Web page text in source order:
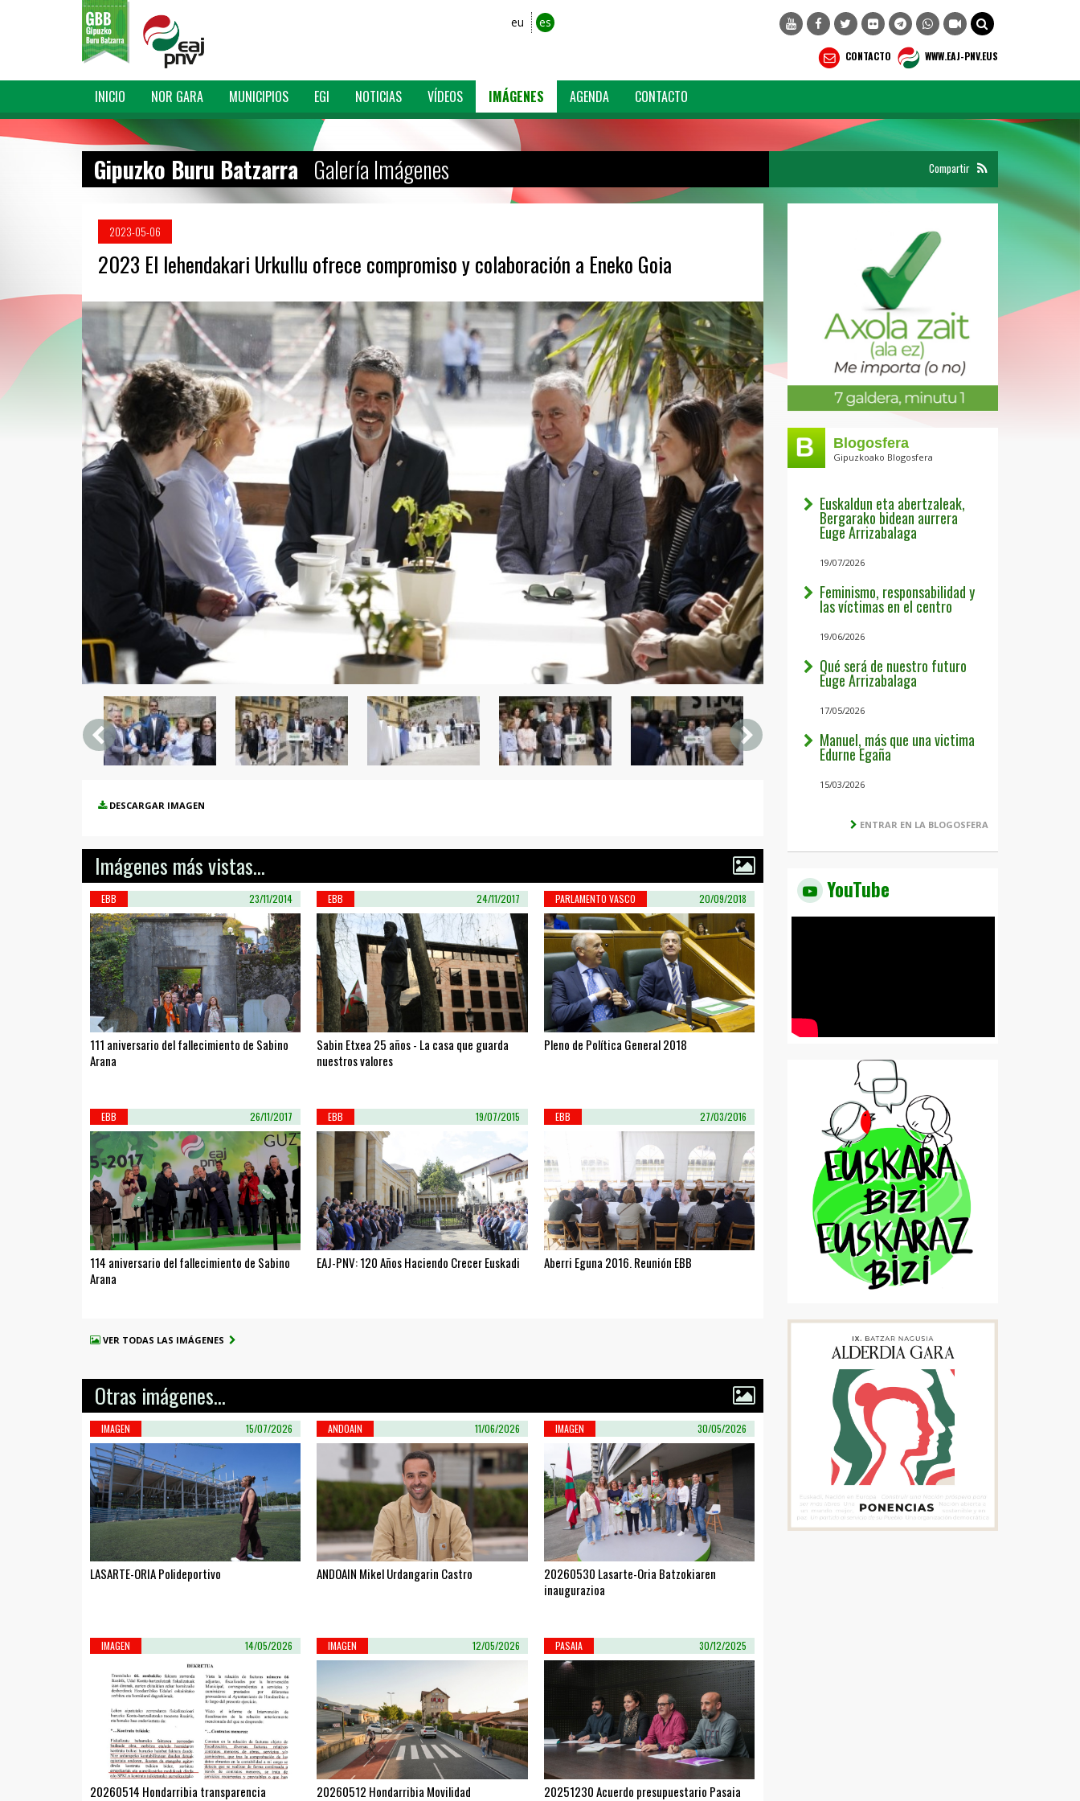
eu es
CONTACTO WWW.EAJ-PNV.EUS
INICIO NOR GARA MUNICIPIOS EGI NOTICIAS VÍDEOS IMÁGENES AGENDA CONTACTO
Gipuzko Buru Batzarra Galería Imágenes Compartir
2023-05-06
2023 El lehendakari Urkullu ofrece compromiso y colaboración a Eneko Goia
DESCARGAR IMAGEN
Imágenes más vistas...
EBB 23/11/2014
111 aniversario del fallecimiento de Sabino
Arana
EBB 24/11/2017
Sabin Etxea 25 años - La casa que guarda
nuestros valores
PARLAMENTO VASCO 20/09/2018
Pleno de Política General 2018
EBB 26/11/2017
114 aniversario del fallecimiento de Sabino
Arana
EBB 19/07/2015
EAJ-PNV: 120 Años Haciendo Crecer Euskadi
EBB 27/03/2016
Aberri Eguna 2016. Reunión EBB
VER TODAS LAS IMÁGENES
Otras imágenes...
IMAGEN 15/07/2026
LASARTE-ORIA Polideportivo
ANDOAIN 11/06/2026
ANDOAIN Mikel Urdangarin Castro
IMAGEN 30/05/2026
20260530 Lasarte-Oria Batzokiaren
inaugurazioa
IMAGEN 14/05/2026
20260514 Hondarribia transparencia
IMAGEN 12/05/2026
20260512 Hondarribia Movilidad
PASAIA 30/12/2025
20251230 Acuerdo presupuestario Pasaia
Blogosfera
Gipuzkoako Blogosfera
Euskaldun eta abertzaleak,
Bergarako bidean aurrera
Euge Arrizabalaga
19/07/2026
Feminismo, responsabilidad y
las víctimas en el centro
19/06/2026
Qué será de nuestro futuro
Euge Arrizabalaga
17/05/2026
Manuel, más que una victima
Edurne Egaña
15/03/2026
ENTRAR EN LA BLOGOSFERA
YouTube